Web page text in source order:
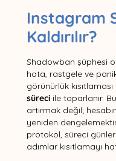
Instagram
Kaldırılır?
Shadowban şüphesi
hata, rastgele ve
görünürlük
süreciile toparlanır.
artırmak değil;
yeniden
protokol, süreci
adımlar kısıtlamayı